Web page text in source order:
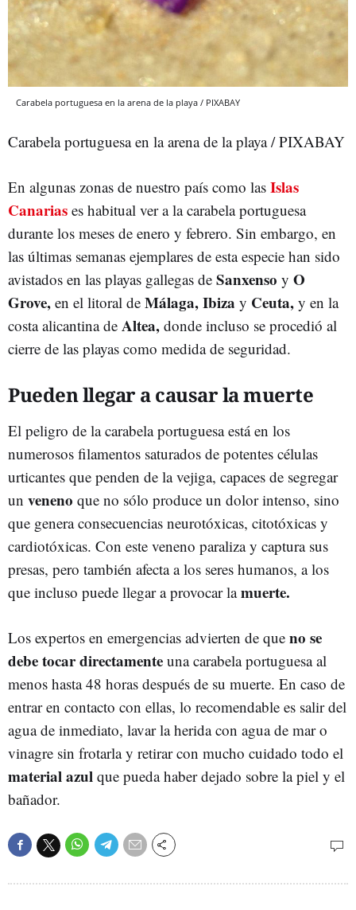
Carabela portuguesa en la arena de la playa / PIXABAY
Carabela portuguesa en la arena de la playa / PIXABAY
En algunas zonas de nuestro país como las Islas
Canarias es habitual ver a la carabela portuguesa
durante los meses de enero y febrero. Sin embargo, en
las últimas semanas ejemplares de esta especie han sido
avistados en las playas gallegas de Sanxenso y O
Grove, en el litoral de Málaga, Ibiza y Ceuta, y en la
costa alicantina de Altea, donde incluso se procedió al
cierre de las playas como medida de seguridad.
Pueden llegar a causar la muerte
El peligro de la carabela portuguesa está en los
numerosos filamentos saturados de potentes células
urticantes que penden de la vejiga, capaces de segregar
un veneno que no sólo produce un dolor intenso, sino
que genera consecuencias neurotóxicas, citotóxicas y
cardiotóxicas. Con este veneno paraliza y captura sus
presas, pero también afecta a los seres humanos, a los
que incluso puede llegar a provocar lamuerte.
Los expertos en emergencias advierten de que no se
debe tocar directamente una carabela portuguesa al
menos hasta 48 horas después de su muerte. En caso de
entrar en contacto con ellas, lo recomendable es salir del
agua de inmediato, lavar la herida con agua de mar o
vinagre sin frotarla y retirar con mucho cuidado todo el
material azul que pueda haber dejado sobre la piel y el
bañador.